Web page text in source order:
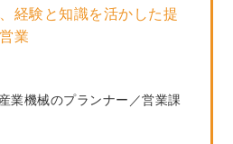
経験と知識を活かした提
業
業機械のプランナー／営業課